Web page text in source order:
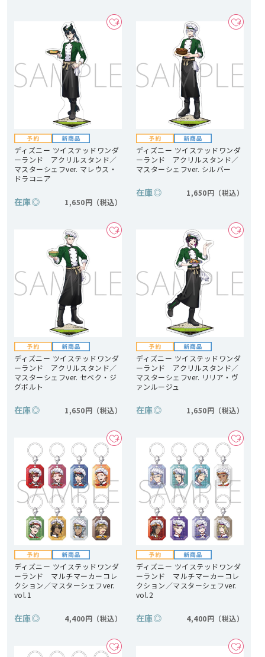
ディズニー ツイステッドワンダ
ーランド アクリルスタンド／
マスターシェフver. マレウス・
ドラコニア
在庫◎ 1,650円
ディズニー ツイステッドワンダ
ーランド アクリルスタンド／
マスターシェフver. シルバー
在庫◎ 1,650円
ディズニー ツイステッドワンダ
ーランド アクリルスタンド／
マスターシェフver. セベク・ジ
グボルト
在庫◎ 1,650円
ディズニー ツイステッドワンダ
ーランド アクリルスタンド／
マスターシェフver. リリア・ヴ
ァンルージュ
在庫◎ 1,650円
ディズニー ツイステッドワンダ
ーランド マルチマーカーコレ
クション／マスターシェフver.
vol.1
在庫◎ 4,400円
ディズニー ツイステッドワンダ
ーランド マルチマーカーコレ
クション／マスターシェフver.
vol.2
在庫◎ 4,400円